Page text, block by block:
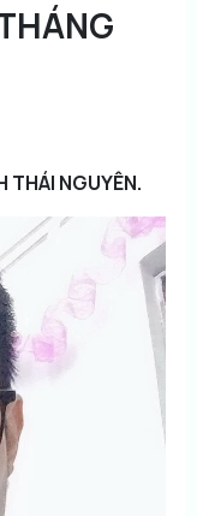
THÁI NGUYÊN.